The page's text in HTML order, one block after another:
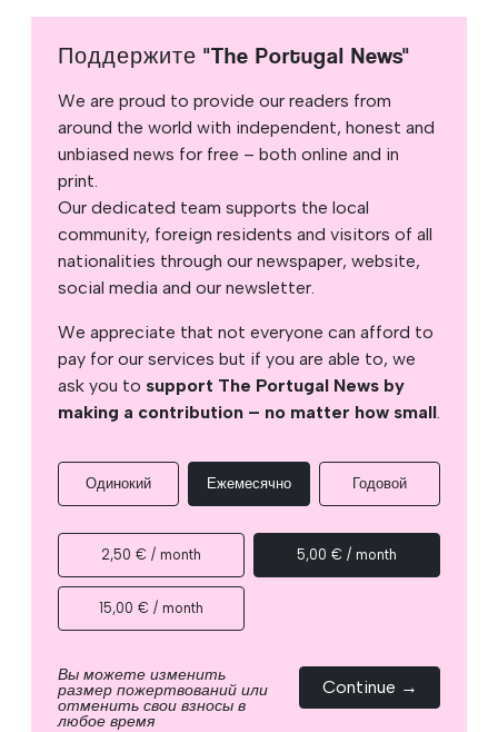
Поддержите "The Portugal News"
We are proud to provide our readers from
around the world with independent, honest and
unbiased news for free – both online and in
print.
Our dedicated team supports the local
community, foreign residents and visitors of all
nationalities through our newspaper, website,
social media and our newsletter.
We appreciate that not everyone can afford to
pay for our services but if you are able to, we
ask you to support The Portugal News by
making a contribution – no matter how small.
Одинокий Ежемесячно Годовой
2,50 € / month 5,00 € / month
15,00 € / month
Вы можете изменить
размер пожертвований или
отменить свои взносы в
любое время
Continue →